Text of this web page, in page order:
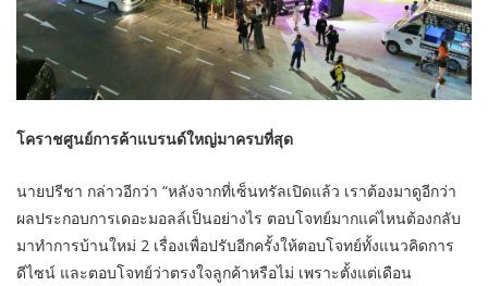
โคราชศูนย์การค้าแบรนด์ใหญ่มาครบที่สุด
นายปรีชา กล่าวอีกว่า “หลังจากที่เซ็นทรัลเปิดแล้ว เราต้องมาดูอีกว่า
ผลประกอบการเดอะมอลล์เป็นอย่างไร ตอบโจทย์มากแค่ไหนต้องกลับ
มาทำการบ้านใหม่ 2 เรื่องเพื่อปรับอีกครั้งให้ตอบโจทย์ทั้งแนวคิดการ
ดีไซน์ และตอบโจทย์ว่าตรงใจลูกค้าหรือไม่ เพราะตั้งแต่เดือน